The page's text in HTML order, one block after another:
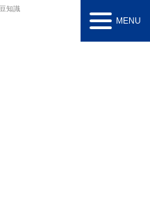
知識
MENU